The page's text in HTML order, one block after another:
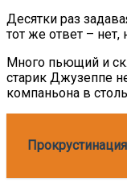
Десятки раз
тот же ответ – нет,
Много пьющий и
старик Джузеппе
компаньона в
Прокрустинация